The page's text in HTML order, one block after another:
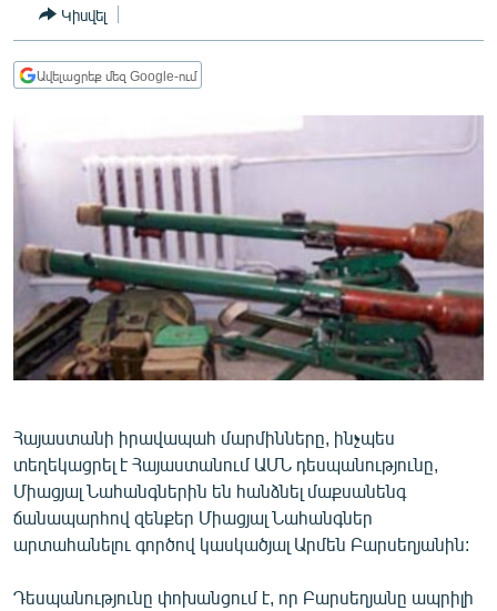
ՏՆՏԵՍՈՒԹՅՈՒՆ
ՂԱՐԱԲԱՂ
ՏԱՐԱԾԱՇՐՋԱՆ
ՄԻՋԱԶԳԱՅԻՆ
ՄՇԱԿՈՒՅԹ
ՍՊՈՐՏ
ՄԵԿՆԱԲԱՆՈՒԹՅՈՒՆ
ՏՏ ԵՒ ԻՆՏԵՐՆԵՏ
ԱՐԽԻՎ
ՏԵՍԱՆՅՈՒԹԵՐ
ԲԱՆԱՎԵՃ
ՁԳՏԵԼՈՎ ԼԱՎԱԳՈՒՅՆԻՆ
ՓՈԴՔԱՍԹ
Կիսվել
Ավելացրեք մեզ Google-ում
Հայաստանի իրավապահ մարմինները, ինչպես
տեղեկացրել է Հայաստանում ԱՄՆ դեսպանությունը,
Միացյալ Նահանգներին են հանձնել մաքսանենգ
ճանապարհով զենքեր Միացյալ Նահանգներ
արտահանելու գործով կասկածյալ Արմեն Բարսեղյանին:
Դեսպանությունը փոխանցում է, որ Բարսեղյանը ապրիլի